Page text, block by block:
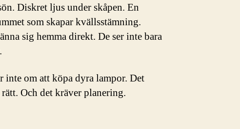
Diskret ljus under skåpen. En
som skapar kvällsstämning.
sig hemma direkt. De ser inte bara
inte om att köpa dyra lampor. Det
Och det kräver planering.